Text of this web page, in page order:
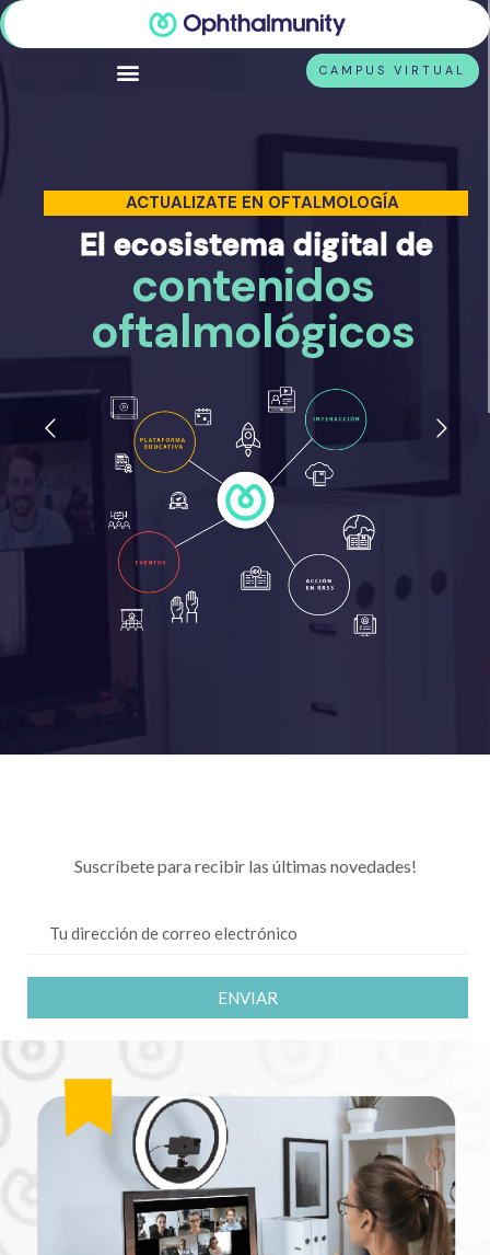
CAMPUS VIRTUAL
ACTUALIZATE EN OFTALMOLOGÍA
El ecosistema digital de
contenidos
oftalmológicos
Suscríbete para recibir las últimas novedades!